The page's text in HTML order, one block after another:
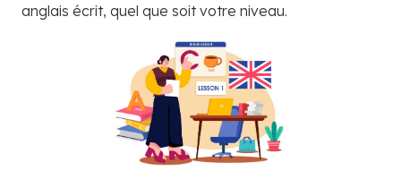
anglais écrit, quel que soit votre niveau.